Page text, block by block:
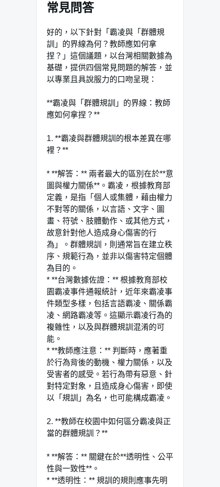
常見問答
好的，以下針對「霸凌與「群體規
訓」的界線為何？教師應如何拿
捏？」這個議題，以台灣相關數據為
基礎，提供四個常見問題的解答，並
以專業且具說服力的口吻呈現：
**霸凌與「群體規訓」的界線：教師
應如何拿捏？**
1. **霸凌與群體規訓的根本差異在哪
裡？**
* **解答：** 兩者最大的區別在於**意
圖與權力關係**。霸凌，根據教育部
定義，是指「個人或集體，藉由權力
不對等的關係，以言語、文字、圖
畫、符號、肢體動作、或其他方式，
故意針對他人造成身心傷害的行
為」。群體規訓，則通常旨在建立秩
序、規範行為，並非以傷害特定個體
為目的。
* **台灣數據佐證：** 根據教育部校
園霸凌事件通報統計，近年來霸凌事
件類型多樣，包括言語霸凌、關係霸
凌、網路霸凌等。這顯示霸凌行為的
複雜性，以及與群體規訓混淆的可
能。
* **教師應注意：** 判斷時，應著重
於行為背後的動機、權力關係，以及
受害者的感受。若行為帶有惡意、針
對特定對象，且造成身心傷害，即使
以「規訓」為名，也可能構成霸凌。
2. **教師在校園中如何區分霸凌與正
當的群體規訓？**
* **解答：** 關鍵在於**透明性、公平
性與一致性**。
* **透明性：** 規訓的規則應事先明